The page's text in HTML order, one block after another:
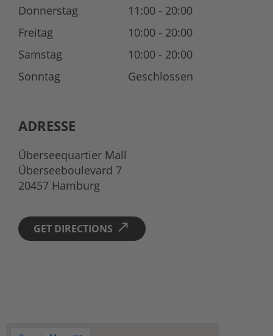
Donnerstag
Freitag
Samstag
Sonntag
11:00 - 20:00
10:00 - 20:00
10:00 - 20:00
Geschlossen
ADRESSE
Überseequartier Mall
Überseeboulevard 7
20457 Hamburg
GET DIRECTIONS